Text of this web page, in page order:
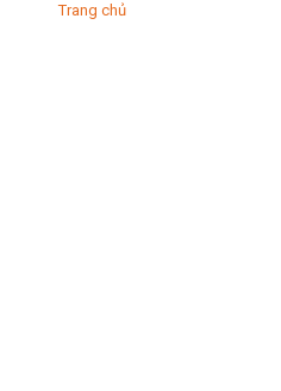
Trang chủ